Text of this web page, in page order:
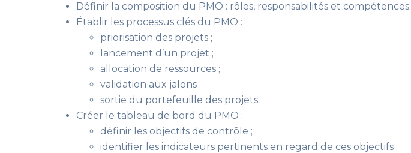
Définir la composition du PMO : rôles, responsabilités et compétences.
Établir les processus clés du PMO :
priorisation des projets ;
lancement d’un projet ;
allocation de ressources ;
validation aux jalons ;
sortie du portefeuille des projets.
Créer le tableau de bord du PMO :
définir les objectifs de contrôle ;
identifier les indicateurs pertinents en regard de ces objectifs ;